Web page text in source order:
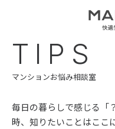
TIPS
マンションお悩み相談室
毎日の暮らしで感じる「
時、知りたいことはここ